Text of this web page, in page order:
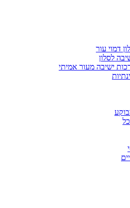
דמוי עור
לסלון
ישיבה מעור אמיתי